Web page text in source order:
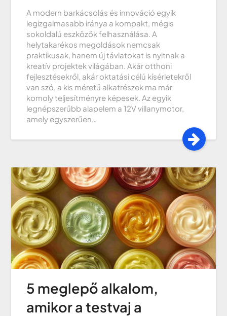
A modern barkácsolás és innováció egyik
legizgalmasabb iránya a kompakt, mégis
sokoldalú eszközök felhasználása. A
helytakarékos megoldások nemcsak
praktikusak, hanem új távlatokat is nyitnak a
kreatív projektek világában. Akár otthoni
fejlesztésekről, akár oktatási célú kísérletekről
van szó, a kis méretű alkatrészek ma már
komoly teljesítményre képesek. Az egyik
legnépszerűbb alapelem a 12V villanymotor,
amely egyszerűen…
5 meglepő alkalom,
amikor a testvaj a